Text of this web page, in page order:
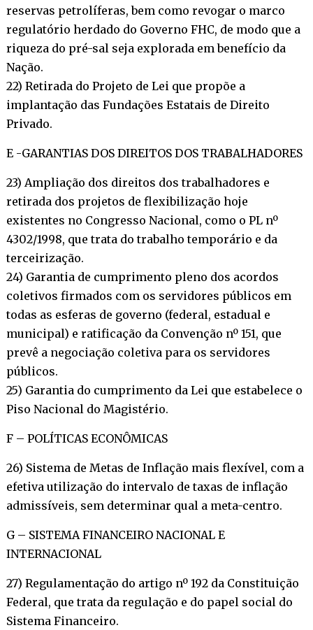
reservas petrolíferas, bem como revogar o marco
regulatório herdado do Governo FHC, de modo que a
riqueza do pré-sal seja explorada em benefício da
Nação.
22) Retirada do Projeto de Lei que propõe a
implantação das Fundações Estatais de Direito
Privado.
E -GARANTIAS DOS DIREITOS DOS TRABALHADORES
23) Ampliação dos direitos dos trabalhadores e
retirada dos projetos de flexibilização hoje
existentes no Congresso Nacional, como o PL nº
4302/1998, que trata do trabalho temporário e da
terceirização.
24) Garantia de cumprimento pleno dos acordos
coletivos firmados com os servidores públicos em
todas as esferas de governo (federal, estadual e
municipal) e ratificação da Convenção nº 151, que
prevê a negociação coletiva para os servidores
públicos.
25) Garantia do cumprimento da Lei que estabelece o
Piso Nacional do Magistério.
F – POLÍTICAS ECONÔMICAS
26) Sistema de Metas de Inflação mais flexível, com a
efetiva utilização do intervalo de taxas de inflação
admissíveis, sem determinar qual a meta-centro.
G – SISTEMA FINANCEIRO NACIONAL E
INTERNACIONAL
27) Regulamentação do artigo nº 192 da Constituição
Federal, que trata da regulação e do papel social do
Sistema Financeiro.